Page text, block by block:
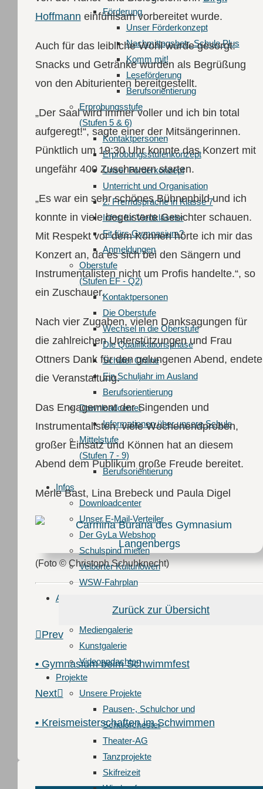
Förderung
Unser Förderkonzept
Nachmittagsbetr. Schule Plus
Komm mit!
Leseförderung
Berufsorientierung
Erprobungsstufe
(Stufen 5 & 6)
Kontaktpersonen
Erprobungsstufenkonzept
Unser Förderkonzept
Unterricht und Organisation
2. Fremdsprache in Klasse 7
Infos für Viertklässler
Fit fürs Gymnasium?
Anmeldungen
Oberstufe
(Stufen EF - Q2)
Kontaktpersonen
Die Oberstufe
Wechsel in die Oberstufe
Die Qualifikationsphase
Schüler Online
Ein Schuljahr im Ausland
Berufsorientierung
Downloadcenter
Informationen über unsere Schule
Mittelstufe
(Stufen 7 - 9)
Berufsorientierung
Infos
Downloadcenter
Unser E-Mail-Verteiler
Der GyLa Webshop
Schulspind mieten
Velberter Kulturlöwen
WSW-Fahrplan
Alltag
Aktivitäten am GyLa
Mediengalerie
Kunstgalerie
Videoandachten
Projekte
Unsere Projekte
Pausen-, Schulchor und
Schulorchester
Theater-AG
Tanzprojekte
Skifreizeit
Hoffmann einfühlsam vorbereitet wurde.
Auch für das leibliche Wohl wurde gesorgt:
Snacks und Getränke wurden als Begrüßung
von den Abiturienten bereitgestellt.
„Der Saal wird immer voller und ich bin total
aufgeregt!“, sagte einer der Mitsängerinnen.
Pünktlich um 19:30 Uhr konnte das Konzert mit
ungefähr 400 Zuschauern starten.
„Es war ein sehr schönes Bühnenbild und ich
konnte in viele begeisterte Gesichter schauen.
Mit Respekt vor dem Können hörte ich mir das
Konzert an, da es sich bei den Sängern und
Instrumentalisten nicht um Profis handelte.“, so
ein Zuschauer.
Nach vier Zugaben, vielen Danksagungen für
die zahlreichen Unterstützungen und Frau
Ottners Dank für den gelungenen Abend, endete
die Veranstaltung.
Das Engagement der Singenden und
Instrumentalisten, viele Wochenendproben,
großer Einsatz und Können hat an diesem
Abend dem Publikum große Freude bereitet.
Merle Bast, Lina Brebeck und Paula Digel
(Foto © Christoph Schuhknecht)
Zurück zur Übersicht
Prev
•Gymnasium beim Schwimmfest
Next
•Kreismeisterschaften im Schwimmen